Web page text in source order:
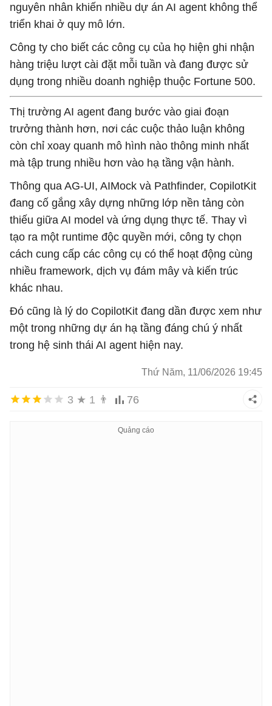
nguyên nhân khiến nhiều dự án AI agent không thể
triển khai ở quy mô lớn.
Công ty cho biết các công cụ của họ hiện ghi nhận
hàng triệu lượt cài đặt mỗi tuần và đang được sử
dụng trong nhiều doanh nghiệp thuộc Fortune 500.
Thị trường AI agent đang bước vào giai đoạn
trưởng thành hơn, nơi các cuộc thảo luận không
còn chỉ xoay quanh mô hình nào thông minh nhất
mà tập trung nhiều hơn vào hạ tầng vận hành.
Thông qua AG-UI, AIMock và Pathfinder, CopilotKit
đang cố gắng xây dựng những lớp nền tảng còn
thiếu giữa AI model và ứng dụng thực tế. Thay vì
tạo ra một runtime độc quyền mới, công ty chọn
cách cung cấp các công cụ có thể hoạt động cùng
nhiều framework, dịch vụ đám mây và kiến trúc
khác nhau.
Đó cũng là lý do CopilotKit đang dần được xem như
một trong những dự án hạ tầng đáng chú ý nhất
trong hệ sinh thái AI agent hiện nay.
Thứ Năm, 11/06/2026 19:45
3 ★ 1 👨 76